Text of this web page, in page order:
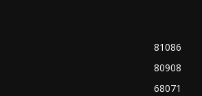
81086
80908
68071